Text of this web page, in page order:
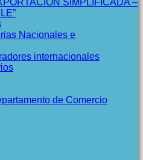
Nacionales e
internacionales
de Comercio